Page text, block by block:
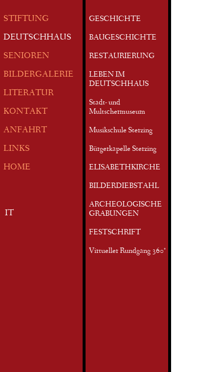
STIFTUNG
DEUTSCHHAUS
SENIOREN
BILDERGALERIE
LITERATUR
KONTAKT
ANFAHRT
LINKS
HOME
IT
GESCHICHTE
BAUGESCHICHTE
RESTAURIERUNG
LEBEN IM
DEUTSCHHAUS
Stadt- und
Multschermuseum
Musikschule Sterzing
Bürgerkapelle Sterzing
ELISABETHKIRCHE
BILDERDIEBSTAHL
ARCHEOLOGISCHE
GRABUNGEN
FESTSCHRIFT
Virtueller Rundgang 360°